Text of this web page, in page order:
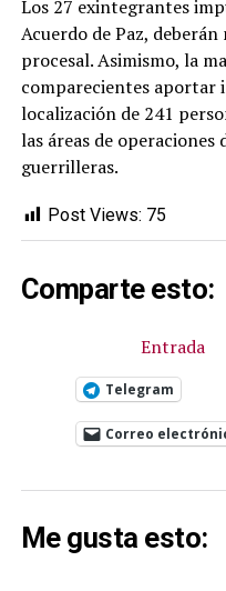
Los 27 exintegrantes
Acuerdo de Paz,
procesal. Asimismo, la
comparecientes aportar
localización de 241
las áreas de
guerrilleras.
Post Views: 75
Comparte esto:
Entrada
Telegram
Correo
Me gusta esto: